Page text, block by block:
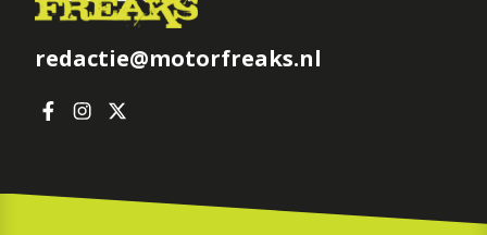
redactie@motorfreaks.nl